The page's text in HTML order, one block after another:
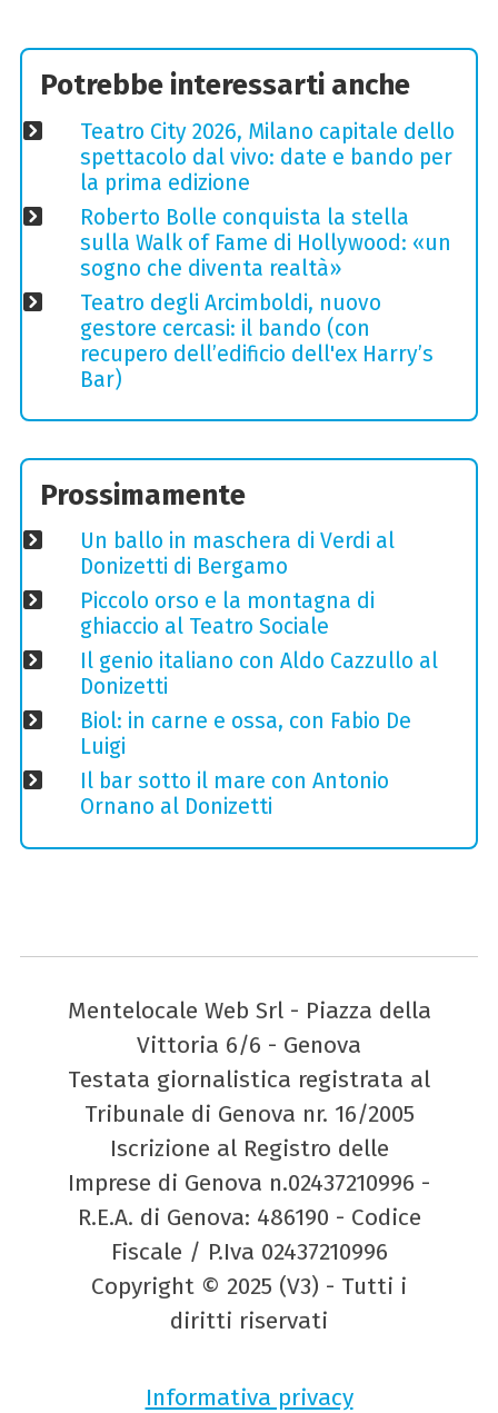
Potrebbe interessarti anche
Teatro City 2026, Milano capitale dello
spettacolo dal vivo: date e bando per
la prima edizione
Roberto Bolle conquista la stella
sulla Walk of Fame di Hollywood: «un
sogno che diventa realtà»
Teatro degli Arcimboldi, nuovo
gestore cercasi: il bando (con
recupero dell’edificio dell'ex Harry’s
Bar)
Prossimamente
Un ballo in maschera di Verdi al
Donizetti di Bergamo
Piccolo orso e la montagna di
ghiaccio al Teatro Sociale
Il genio italiano con Aldo Cazzullo al
Donizetti
Biol: in carne e ossa, con Fabio De
Luigi
Il bar sotto il mare con Antonio
Ornano al Donizetti
Mentelocale Web Srl - Piazza della
Vittoria 6/6 - Genova
Testata giornalistica registrata al
Tribunale di Genova nr. 16/2005
Iscrizione al Registro delle
Imprese di Genova n.02437210996 -
R.E.A. di Genova: 486190 - Codice
Fiscale / P.Iva 02437210996
Copyright © 2025 (V3) - Tutti i
diritti riservati
Informativa privacy